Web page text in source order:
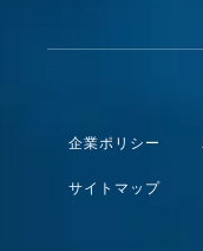
企業ポリシー
サイトマップ